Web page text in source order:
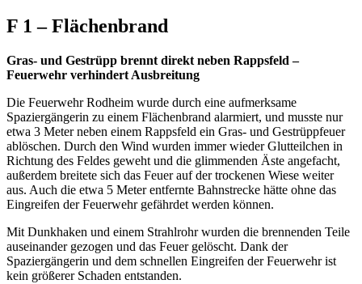
F 1 – Flächenbrand
Gras- und Gestrüpp brennt direkt neben Rappsfeld –
Feuerwehr verhindert Ausbreitung
Die Feuerwehr Rodheim wurde durch eine aufmerksame
Spaziergängerin zu einem Flächenbrand alarmiert, und musste nur
etwa 3 Meter neben einem Rappsfeld ein Gras- und Gestrüppfeuer
ablöschen. Durch den Wind wurden immer wieder Glutteilchen in
Richtung des Feldes geweht und die glimmenden Äste angefacht,
außerdem breitete sich das Feuer auf der trockenen Wiese weiter
aus. Auch die etwa 5 Meter entfernte Bahnstrecke hätte ohne das
Eingreifen der Feuerwehr gefährdet werden können.
Mit Dunkhaken und einem Strahlrohr wurden die brennenden Teile
auseinander gezogen und das Feuer gelöscht. Dank der
Spaziergängerin und dem schnellen Eingreifen der Feuerwehr ist
kein größerer Schaden entstanden.